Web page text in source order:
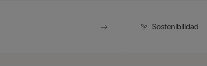
Sostenibilidad